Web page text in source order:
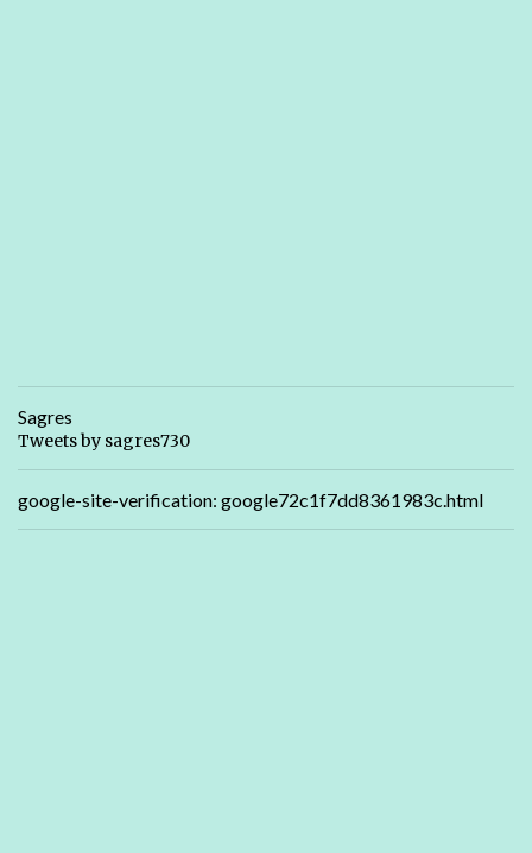
Sagres
Tweets by sagres730
google-site-verification: google72c1f7dd8361983c.html